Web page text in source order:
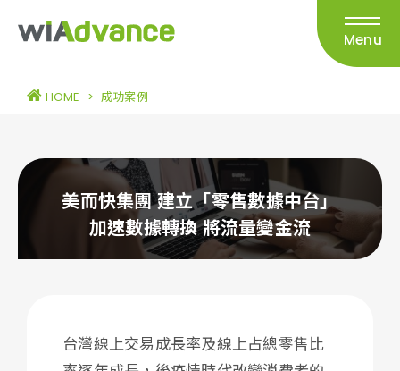
Menu
HOME > 成功案例
美而快集團 建立「零售數據中台」
加速數據轉換 將流量變金流
台灣線上交易成長率及線上占總零售比